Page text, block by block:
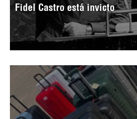
Fidel Castro está invicto